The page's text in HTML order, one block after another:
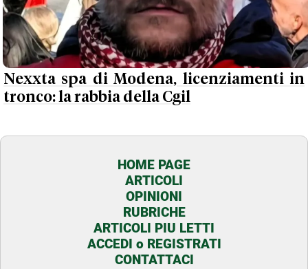
Nexxta spa di Modena, licenziamenti in
tronco: la rabbia della Cgil
HOME PAGE
ARTICOLI
OPINIONI
RUBRICHE
ARTICOLI PIU LETTI
ACCEDI o REGISTRATI
CONTATTACI